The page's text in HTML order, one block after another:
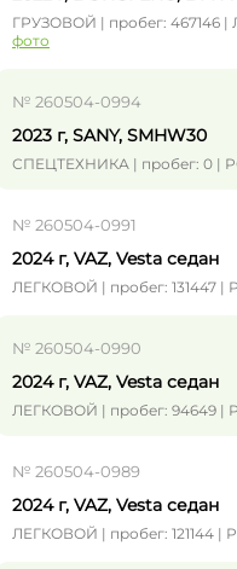
ГРУЗОВОЙ | пробег:
фото
№ 260504-0994
2023 г, SANY, SMHW30
СПЕЦТЕХНИКА | пробег: 0 |
№ 260504-0991
2024 г, VAZ, Vesta седан
ЛЕГКОВОЙ | пробег: 131447 |
№ 260504-0990
2024 г, VAZ, Vesta седан
ЛЕГКОВОЙ | пробег: 94649 |
№ 260504-0989
2024 г, VAZ, Vesta седан
ЛЕГКОВОЙ | пробег: 121144 |